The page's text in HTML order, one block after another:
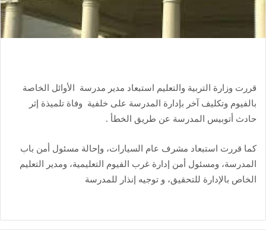
قررت وزارة التربية والتعليم استبعاد مدير مدرسة الأوائل الخاصة
بالفيوم وتكليف آخر بإدارة المدرسة على خلفية وفاة تلميذة إثر
حادث أتوبيس المدرسة عن طريق الخطأ .
كما قررت استبعاد مشرف عام السيارات، وإحالة مسئول أمن باب
المدرسة، ومسئول أمن إدارة غرب الفيوم التعليمية، ومدير التعليم
الخاص بالإدارة للتحقيق، و توجيه إنذار للمدرسة